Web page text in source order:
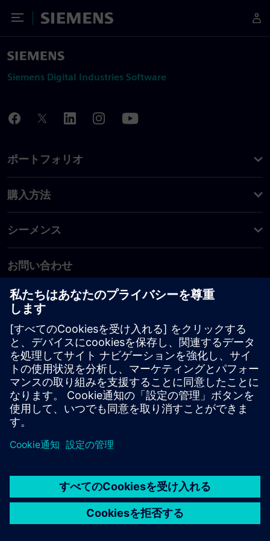
Toggle Menu
Siemens
Siemens Digital Industries Software
ポートフォリオ
購入方法
シーメンス
お問い合わせ
PLM製品のお問い合わせ
EDA製品のお問い合わせ
世界各地の事業拠点
サポート・センター
ご意見・ご要望
違法コピーの連絡先
© Siemens2026
タル・ミレニアム著作権法 (DMCA)
内部通報